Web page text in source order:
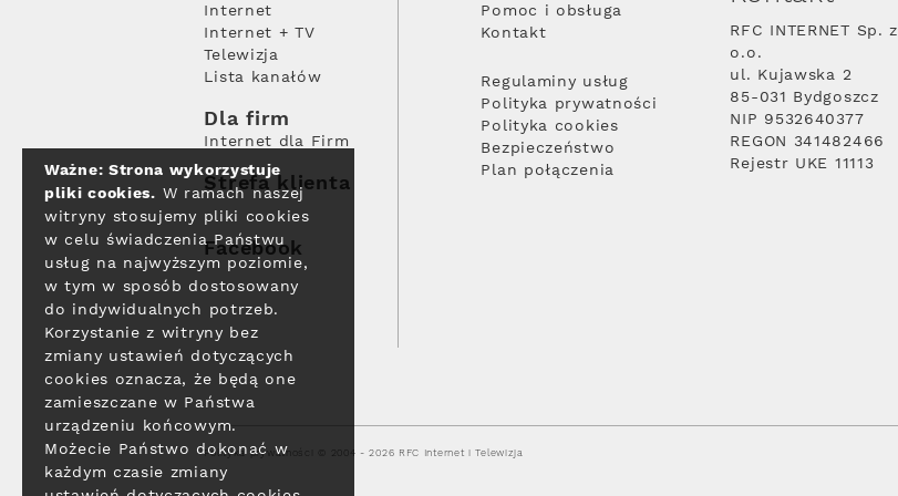
Internet
Internet + TV
Telewizja
Lista kanałów
Dla firm
Internet dla Firm
Strefa klienta
Facebook
Pomoc i obsługa
Kontakt
Regulaminy usług
Polityka prywatności
Polityka cookies
Bezpieczeństwo
Plan połączenia
RFC INTERNET Sp. z
o.o.
ul. Kujawska 2
85-031 Bydgoszcz
NIP 9532640377
REGON 341482466
Rejestr UKE 11113
Polityka prywatności © 2004 - 2026 RFC Internet i Telewizja
Ważne: Strona wykorzystuje
pliki cookies. W ramach naszej
witryny stosujemy pliki cookies
w celu świadczenia Państwu
usług na najwyższym poziomie,
w tym w sposób dostosowany
do indywidualnych potrzeb.
Korzystanie z witryny bez
zmiany ustawień dotyczących
cookies oznacza, że będą one
zamieszczane w Państwa
urządzeniu końcowym.
Możecie Państwo dokonać w
każdym czasie zmiany